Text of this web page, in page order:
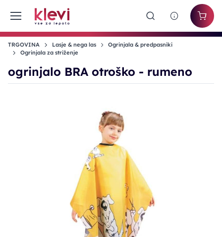
TRGOVINA Lasje & nega las
Ogrinjala & predpasniki
Ogrinjala za striženje
ogrinjalo BRA otroško - rumeno